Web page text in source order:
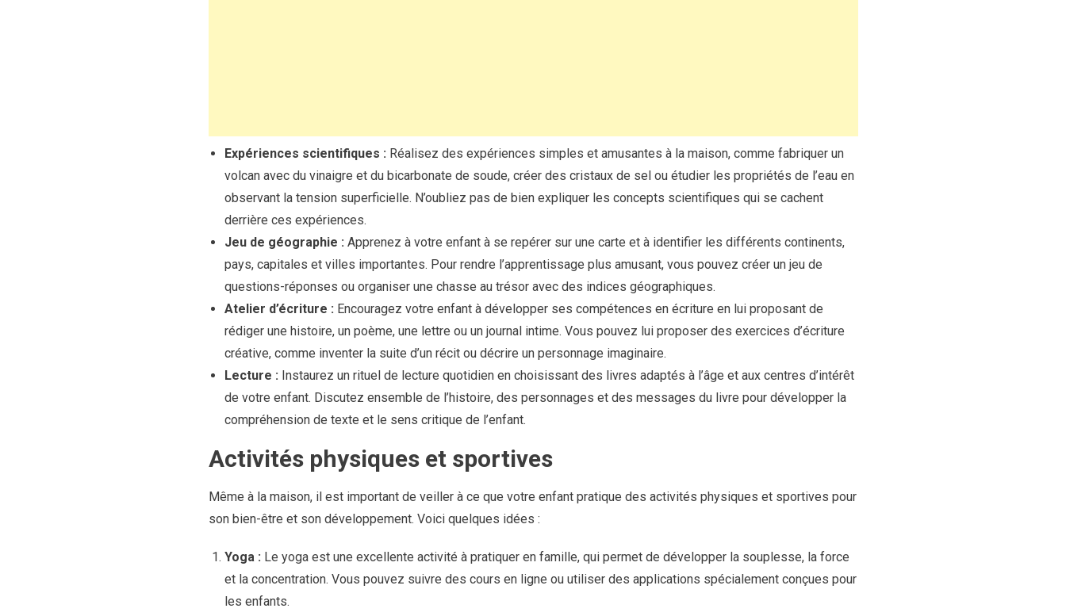
Expériences scientifiques : Réalisez des expériences simples et amusantes à la maison, comme fabriquer un
volcan avec du vinaigre et du bicarbonate de soude, créer des cristaux de sel ou étudier les propriétés de l’eau en
observant la tension superficielle. N’oubliez pas de bien expliquer les concepts scientifiques qui se cachent
derrière ces expériences.
Jeu de géographie : Apprenez à votre enfant à se repérer sur une carte et à identifier les différents continents,
pays, capitales et villes importantes. Pour rendre l’apprentissage plus amusant, vous pouvez créer un jeu de
questions-réponses ou organiser une chasse au trésor avec des indices géographiques.
Atelier d’écriture : Encouragez votre enfant à développer ses compétences en écriture en lui proposant de
rédiger une histoire, un poème, une lettre ou un journal intime. Vous pouvez lui proposer des exercices d’écriture
créative, comme inventer la suite d’un récit ou décrire un personnage imaginaire.
Lecture : Instaurez un rituel de lecture quotidien en choisissant des livres adaptés à l’âge et aux centres d’intérêt
de votre enfant. Discutez ensemble de l’histoire, des personnages et des messages du livre pour développer la
compréhension de texte et le sens critique de l’enfant.
Activités physiques et sportives
Même à la maison, il est important de veiller à ce que votre enfant pratique des activités physiques et sportives pour
son bien-être et son développement. Voici quelques idées :
Yoga : Le yoga est une excellente activité à pratiquer en famille, qui permet de développer la souplesse, la force
et la concentration. Vous pouvez suivre des cours en ligne ou utiliser des applications spécialement conçues pour
les enfants.